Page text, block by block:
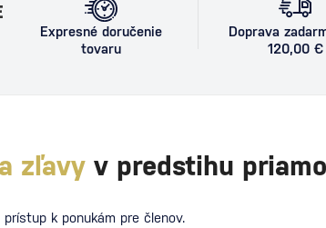
Expresné doručenie
tovaru
Doprava
120,00 €
zľavy v predstihu
prístup k ponukám pre členov.